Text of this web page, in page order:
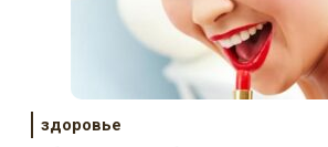
здоровье